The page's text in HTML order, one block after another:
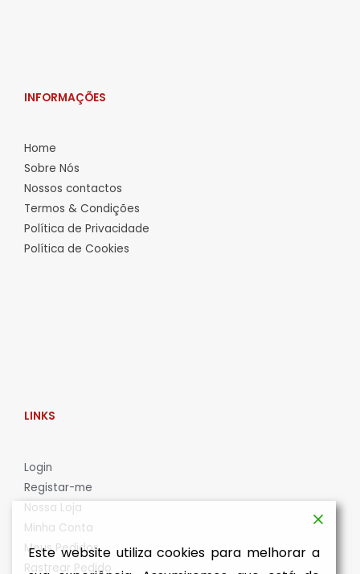
INFORMAÇÕES
Home
Sobre Nós
Nossos contactos
Termos & Condições
Política de Privacidade
Política de Cookies
LINKS
Login
Registar-me
Nossa Loja
Minha Conta
Meus Pedidos
Rastrear Pedido
Este website utiliza cookies para melhorar a